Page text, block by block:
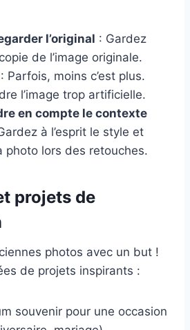
l’original : Gardez
de l’image originale.
: Parfois, moins c’est plus.
l’image trop artificielle.
en compte le contexte
à l’esprit le style et
photo lors des retouches.
projets de
photos avec un but !
de projets inspirants :
souvenir pour une occasion